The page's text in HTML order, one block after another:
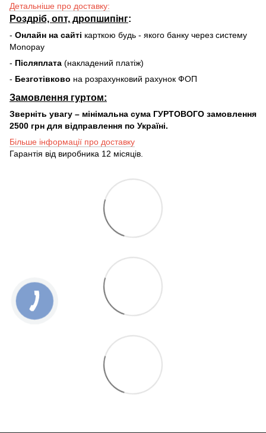
Детальніше про доставку:
Роздріб, опт, дропшипінг:
- Онлайн на сайті карткою будь - якого банку через систему
Monopay
- Післяплата (накладений платіж)
- Безготівково на розрахунковий рахунок ФОП
Замовлення гуртом:
Зверніть увагу – мінімальна сума ГУРТОВОГО замовлення
2500 грн для відправлення по Україні.
Більше інформації про доставку
Гарантія від виробника 12 місяців.